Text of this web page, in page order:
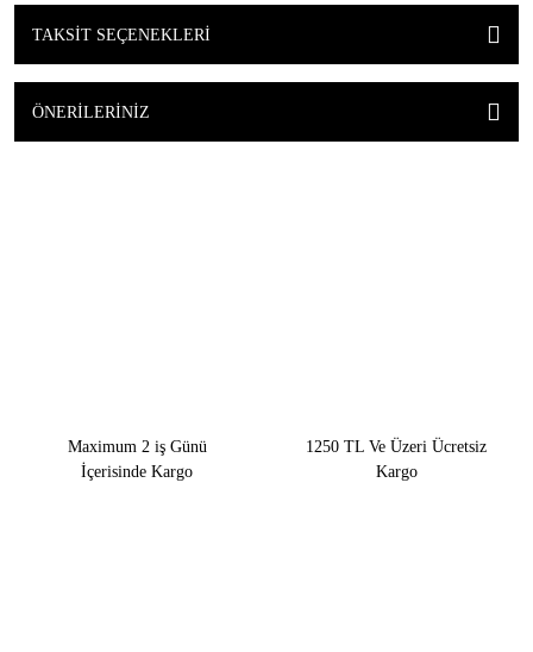
TAKSIT SEÇENEKLERI
ÖNERILERINIZ
Maximum 2 iş Günü
İçerisinde Kargo
1250 TL Ve Üzeri Ücretsiz
Kargo